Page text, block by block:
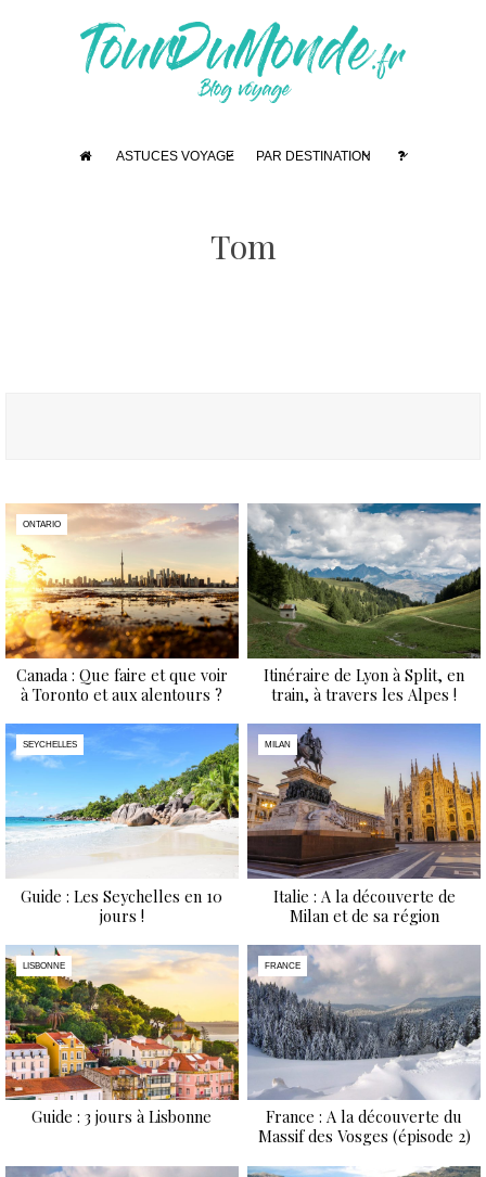
ASTUCES VOYAGE PAR DESTINATION
Tom
ONTARIO
Canada : Que faire et que voir
à Toronto et aux alentours ?
Itinéraire de Lyon à Split, en
train, à travers les Alpes !
SEYCHELLES
Guide : Les Seychelles en 10
jours !
MILAN
Italie : A la découverte de
Milan et de sa région
LISBONNE
Guide : 3 jours à Lisbonne
FRANCE
France : A la découverte du
Massif des Vosges (épisode 2)